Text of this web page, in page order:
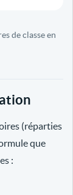
de classe en
(réparties
que
: